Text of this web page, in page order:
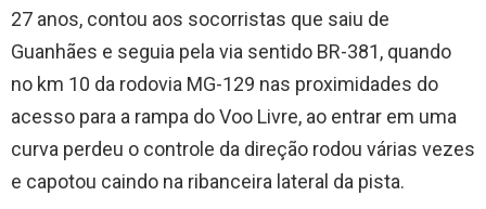
27 anos, contou aos socorristas que saiu de
Guanhães e seguia pela via sentido BR-381, quando
no km 10 da rodovia MG-129 nas proximidades do
acesso para a rampa do Voo Livre, ao entrar em uma
curva perdeu o controle da direção rodou várias vezes
e capotou caindo na ribanceira lateral da pista.